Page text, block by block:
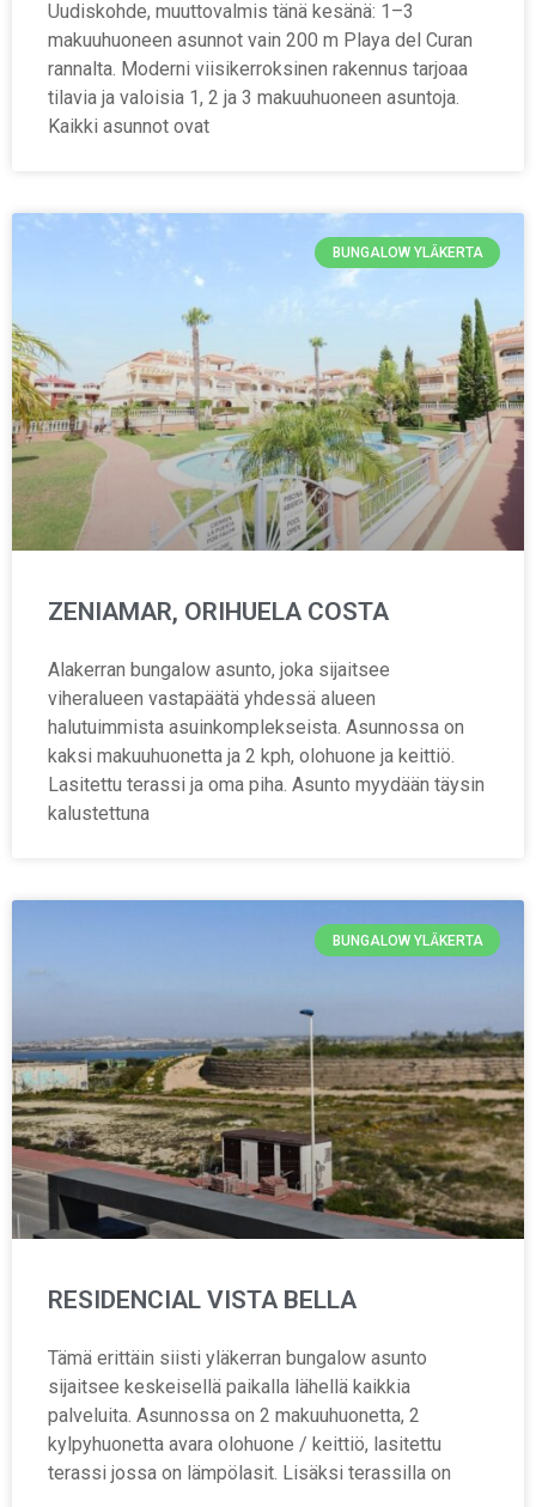
Uudiskohde, muuttovalmis tänä kesänä: 1–3
makuuhuoneen asunnot vain 200 m Playa del Curan
rannalta. Moderni viisikerroksinen rakennus tarjoaa
tilavia ja valoisia 1, 2 ja 3 makuuhuoneen asuntoja.
Kaikki asunnot ovat
BUNGALOW YLÄKERTA
ZENIAMAR, ORIHUELA COSTA
Alakerran bungalow asunto, joka sijaitsee
viheralueen vastapäätä yhdessä alueen
halutuimmista asuinkomplekseista. Asunnossa on
kaksi makuuhuonetta ja 2 kph, olohuone ja keittiö.
Lasitettu terassi ja oma piha. Asunto myydään täysin
kalustettuna
BUNGALOW YLÄKERTA
RESIDENCIAL VISTA BELLA
Tämä erittäin siisti yläkerran bungalow asunto
sijaitsee keskeisellä paikalla lähellä kaikkia
palveluita. Asunnossa on 2 makuuhuonetta, 2
kylpyhuonetta avara olohuone / keittiö, lasitettu
terassi jossa on lämpölasit. Lisäksi terassilla on